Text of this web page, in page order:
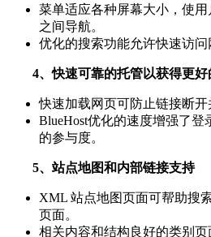
菜单适应各种屏幕大小，使
之间导航。
优化的搜索功能允许快速访问
4、快速可靠的托管以获得更
快速加载网页可防止链接断开
BlueHost优化的速度增强了
的参与度。
5、站点地图和内部链接支持
XML 站点地图页面可帮助搜
页面。
相关内容和结构良好的类别